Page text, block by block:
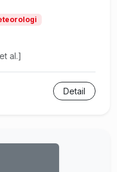
al.]
Detail